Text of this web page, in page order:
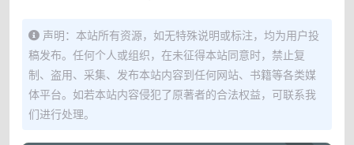
声明：本站所有资源，如无特殊说明或标注，均为用户投
稿发布。任何个人或组织，在未征得本站同意时，禁止复
制、盗用、采集、发布本站内容到任何网站、书籍等各类媒
体平台。如若本站内容侵犯了原著者的合法权益，可联系我
们进行处理。